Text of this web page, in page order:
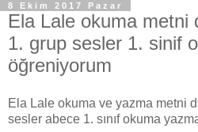
8 Ekim 2017 Pazar
Ela Lale okuma metni
1. grup sesler 1. sinif
öğreniyorum
Ela Lale okuma ve yazma metni
sesler abece 1. sınıf okuma